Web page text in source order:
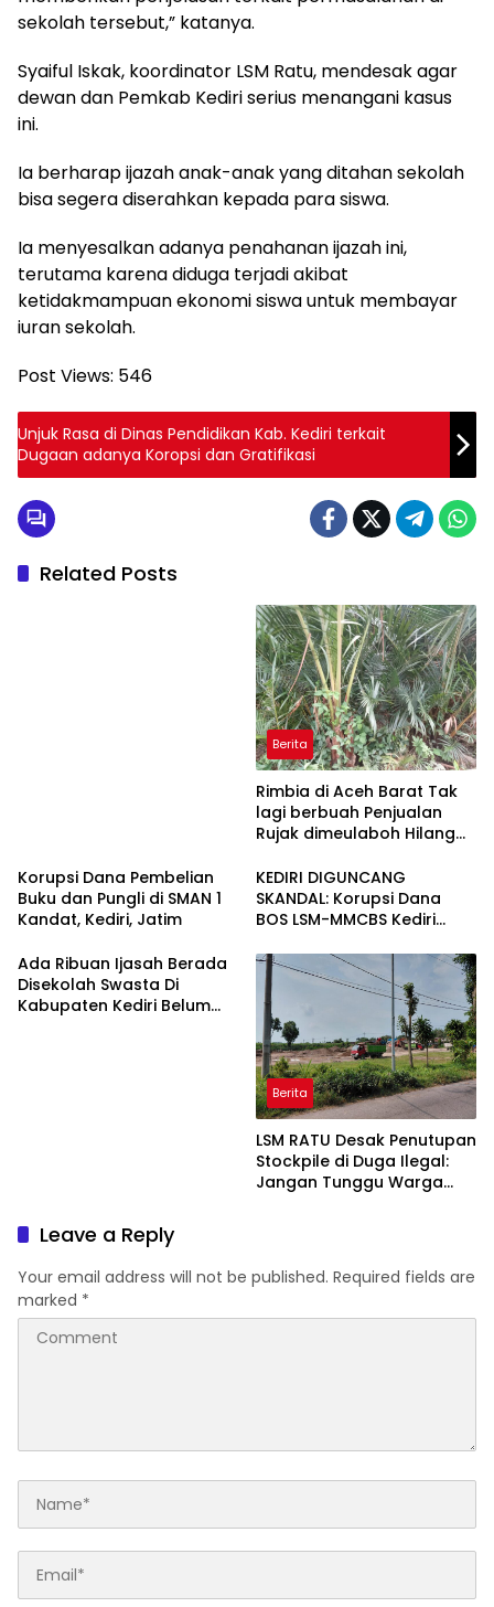
sekolah tersebut,” katanya.
Syaiful Iskak, koordinator LSM Ratu, mendesak agar
dewan dan Pemkab Kediri serius menangani kasus
ini.
Ia berharap ijazah anak-anak yang ditahan sekolah
bisa segera diserahkan kepada para siswa.
Ia menyesalkan adanya penahanan ijazah ini,
terutama karena diduga terjadi akibat
ketidakmampuan ekonomi siswa untuk membayar
iuran sekolah.
Post Views: 546
Unjuk Rasa di Dinas Pendidikan Kab. Kediri terkait
Dugaan adanya Koropsi dan Gratifikasi
Related Posts
Berita
Rimbia di Aceh Barat Tak
lagi berbuah Penjualan
Rujak dimeulaboh Hilang
Korupsi Dana Pembelian
Buku dan Pungli di SMAN 1
Kandat, Kediri, Jatim
KEDIRI DIGUNCANG
SKANDAL: Korupsi Dana
BOS LSM-MMCBS Kediri
Dinas Pendidikan
Kabupaten Kediri Menuntut
Kepala Dinas Pendidikan di
Copot dari Jabatannya
Ada Ribuan Ijasah Berada
Disekolah Swasta Di
Kabupaten Kediri Belum
Berita
LSM RATU Desak Penutupan
Stockpile di Duga Ilegal:
Jangan Tunggu Warga
Leave a Reply
Your email address will not be published. Required fields are
marked *